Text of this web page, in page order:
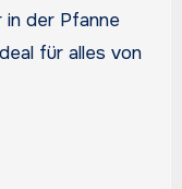
der Pfanne
für alles von